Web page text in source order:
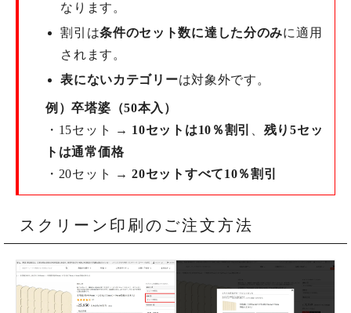
なります。
割引は条件のセット数に達した分のみに適用
されます。
表にないカテゴリーは対象外です。
例）卒塔婆（50本入）
・15セット → 10セットは10％割引 、 残り5セッ
トは通常価格
・20セット →20セットすべて10％割引
スクリーン印刷のご注文方法